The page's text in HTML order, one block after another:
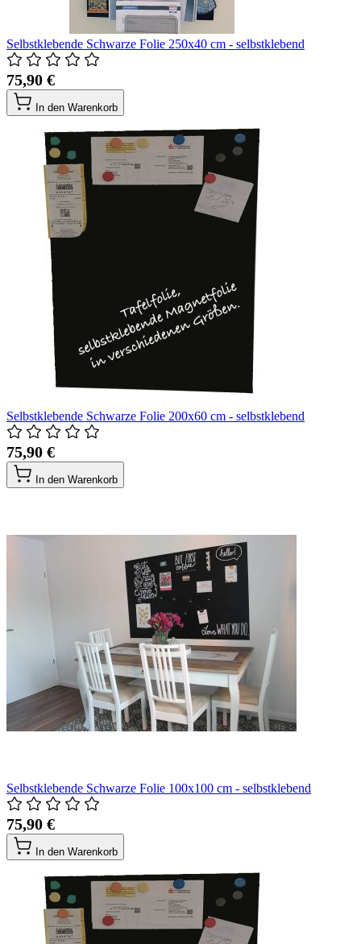
Selbstklebende Schwarze Folie 250x40 cm - selbstklebend
75,90 €
In den Warenkorb
Selbstklebende Schwarze Folie 200x60 cm - selbstklebend
75,90 €
In den Warenkorb
Selbstklebende Schwarze Folie 100x100 cm - selbstklebend
75,90 €
In den Warenkorb